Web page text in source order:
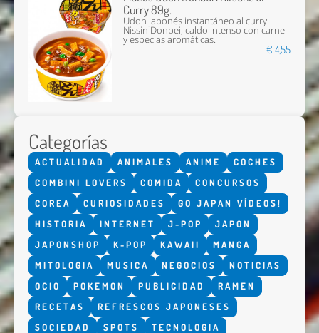
Curry 89g.
Udon japonés instantáneo al curry
Nissin Donbei, caldo intenso con carne
y especias aromáticas.
€ 4,55
Categorías
ACTUALIDAD ANIMALES ANIME
COCHES
COMBINI LOVERS
COMIDA
CONCURSOS
COREA
CURIOSIDADES
GO JAPAN VÍDEOS!
HISTORIA
INTERNET J-POP
JAPON
JAPONSHOP
K-POP KAWAII
MANGA
MITOLOGIA
MUSICA NEGOCIOS
NOTICIAS
OCIO
POKEMON PUBLICIDAD
RAMEN
RECETAS
REFRESCOS JAPONESES
SOCIEDAD
SPOTS TECNOLOGIA